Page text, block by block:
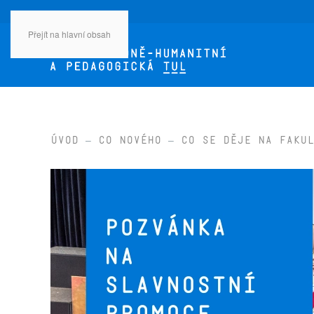
Přejít na hlavní obsah
Úvod Co nového Co se děje na